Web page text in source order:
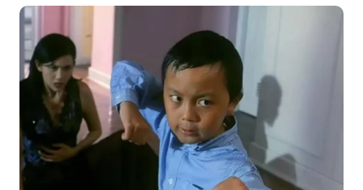
sở trường võ thuật.